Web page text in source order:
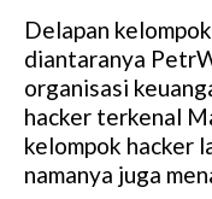
Delapan
diantaranya
organisasi
hacker terkenal
kelompok hacker
namanya juga